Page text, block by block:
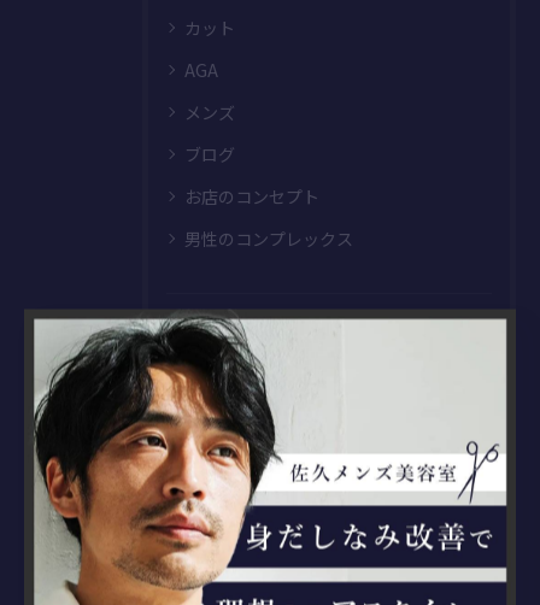
カット
AGA
メンズ
ブログ
お店のコンセプト
男性のコンプレックス
最近の投稿
POSTS
2026/04/08
佐久市の理容室